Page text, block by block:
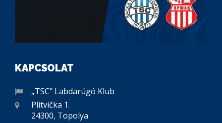
KAPCSOLAT
„TSC” Labdarúgó Klub
Plitvička 1.
24300, Topolya